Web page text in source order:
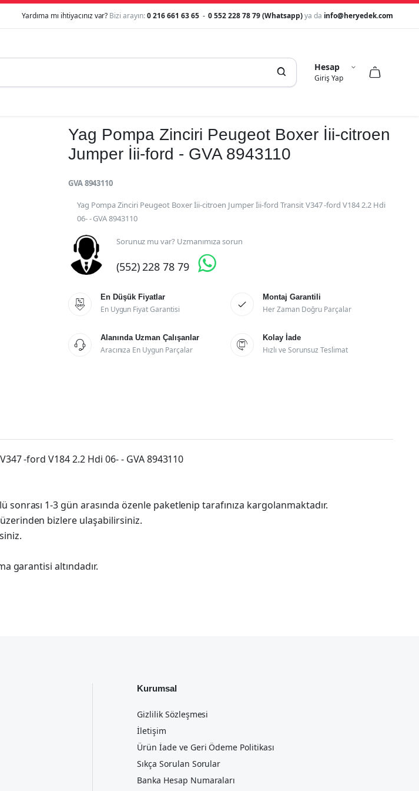
Yardıma mı ihtiyacınız var? Bizi arayın:0 216 661 63 65 -0 552 228 78 79 (Whatsapp)ya da info@heryedek.com
 Hesap
Giriş Yap
 
Yag Pompa Zinciri Peugeot Boxer İii-citroen
Jumper İii-ford - GVA 8943110
GVA 8943110
Yag Pompa Zinciri Peugeot Boxer İii-citroen Jumper İii-ford Transit V347 -ford V184 2.2 Hdi
06- - GVA 8943110
Sorunuz mu var? Uzmanımıza sorun
(552) 228 78 79 

En Düşük Fiyatlar
En Uygun Fiyat Garantisi 
Montaj Garantili
Her Zaman Doğru Parçalar

Alanında Uzman Çalışanlar
Aracınıza En Uygun Parçalar 
Kolay İade
Hızlı ve Sorunsuz Teslimat
-ford V184 2.2 Hdi 06- - GVA 8943110
1-3 gün arasında özenle paketlenip tarafınıza kargolanmaktadır.
bizlere ulaşabilirsiniz.
garantisi altındadır.
Kurumsal
Gizlilik Sözleşmesi
İletişim
Ürün İade ve Geri Ödeme Politikası
Sıkça Sorulan Sorular
Banka Hesap Numaraları